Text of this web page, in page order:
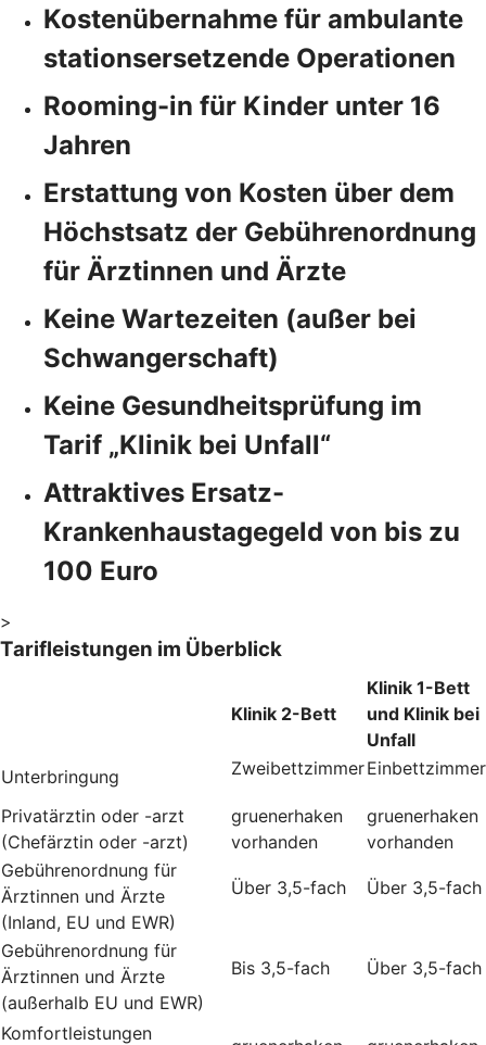
Kostenübernahme für ambulante
stationsersetzende Operationen
Rooming-in für Kinder unter 16
Jahren
Erstattung von Kosten über dem
Höchstsatz der Gebührenordnung
für Ärztinnen und Ärzte
Keine Wartezeiten (außer bei
Schwangerschaft)
Keine Gesundheitsprüfung im
Tarif „Klinik bei Unfall“
Attraktives Ersatz-
Krankenhaustagegeld von bis zu
100 Euro
>
Tarifleistungen im Überblick
Klinik 2-Bett
Klinik 1-Bett
und Klinik bei
Unfall
Unterbringung
ZweibettzimmerEinbettzimmer
Privatärztin oder -arzt
(Chefärztin oder -arzt)
gruenerhaken
vorhanden
gruenerhaken
vorhanden
Gebührenordnung für
Ärztinnen und Ärzte
(Inland, EU und EWR)
Über 3,5-fach Über 3,5-fach
Gebührenordnung für
Ärztinnen und Ärzte
(außerhalb EU und EWR)
Bis 3,5-fach Über 3,5-fach
Komfortleistungen